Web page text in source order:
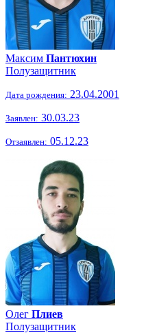
Максим Пантюхин
Полузащитник
Дата рождения: 23.04.2001
Заявлен: 30.03.23
Отзаявлен: 05.12.23
Олег Плиев
Полузащитник